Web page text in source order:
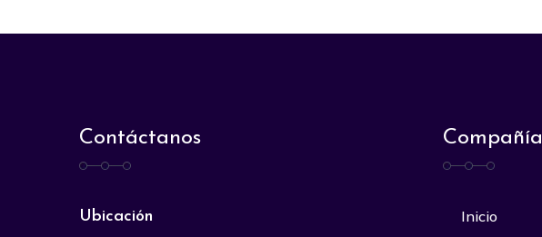
Contáctanos
Ubicación
Compañía
Inicio